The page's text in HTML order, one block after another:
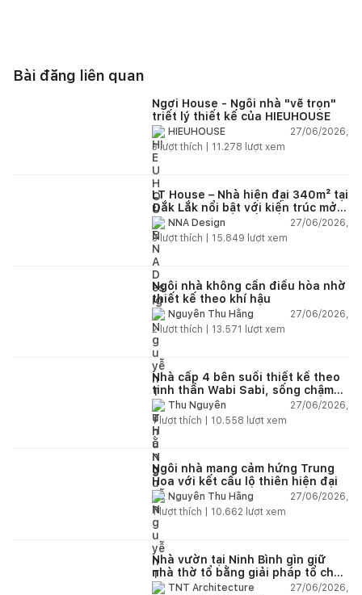
Bài đăng liên quan
Ngơi House - Ngôi nhà "vẽ trọn"
triết lý thiết kế của HIEUHOUSE
HIEUHOUSE
27/06/2026,
3lượt thích | 11.278 lượt xem
LT House – Nhà hiện đại 340m² tại
Đắk Lắk nổi bật với kiến trúc mở
và hệ sân vườn kết nối thiên
nhiên
NNA Design
27/06/2026,
3lượt thích | 15.849 lượt xem
Ngôi nhà không cần điều hòa nhờ
thiết kế theo khí hậu
Nguyễn Thu Hằng
27/06/2026,
2lượt thích | 13.571 lượt xem
Nhà cấp 4 bên suối thiết kế theo
tinh thần Wabi Sabi, sống chậm
giữa thiên nhiên
Thu Nguyễn
27/06/2026,
1lượt thích | 10.558 lượt xem
Ngôi nhà mang cảm hứng Trung
Hoa với kết cấu lộ thiên hiện đại
Nguyễn Thu Hằng
27/06/2026,
1lượt thích | 10.662 lượt xem
Nhà vườn tại Ninh Bình gìn giữ
nhà thờ tổ bằng giải pháp tổ chức
lại không gian
TNT Architecture
27/06/2026,